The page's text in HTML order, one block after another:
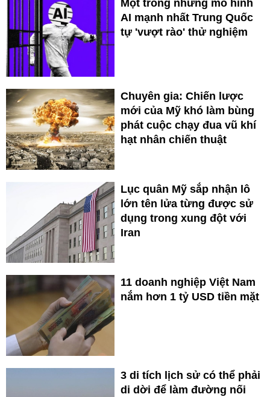
Một trong những mô hình
AI mạnh nhất Trung Quốc
tự 'vượt rào' thử nghiệm
Chuyên gia: Chiến lược
mới của Mỹ khó làm bùng
phát cuộc chạy đua vũ khí
hạt nhân chiến thuật
Lục quân Mỹ sắp nhận lô
lớn tên lửa từng được sử
dụng trong xung đột với
Iran
11 doanh nghiệp Việt Nam
nắm hơn 1 tỷ USD tiền mặt
3 di tích lịch sử có thể phải
di dời để làm đường nối